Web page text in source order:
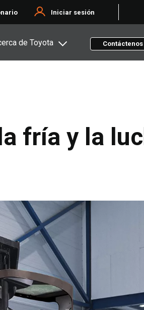
Iniciar sesión
de Toyota Contáctenos
fría y la